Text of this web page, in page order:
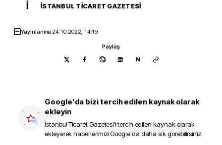
İ İSTANBUL TICARET GAZETESI
Yayınlanma 24.10.2022, 14:19
Paylaş
N
Google'da bizi tercih edilen kaynak olarak
ekleyin
İstanbul Ticaret Gazetesi'i tercih edilen kaynak olarak
ekleyerek haberlerimizi Google'da daha sık görebilirsiniz.